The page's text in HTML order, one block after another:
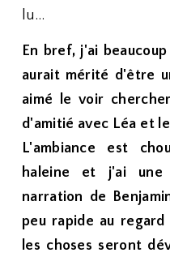
lu...
En bref, j'ai
aurait mérité d'être
aimé le voir
d'amitié avec Léa et
L'ambiance est
haleine et j'ai une
narration de
peu rapide au
les choses seront